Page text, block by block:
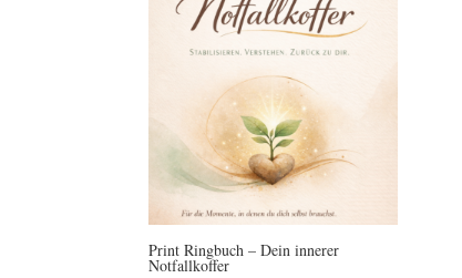
Print Ringbuch – Dein innerer
Notfallkoffer